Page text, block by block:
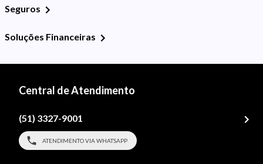
Seguros
Soluções Financeiras
Central de Atendimento
(51) 3327-9001
ATENDIMENTO VIA WHATSAPP